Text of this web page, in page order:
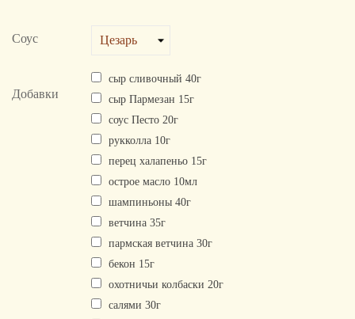
Соус
Добавки
сыр сливочный 40г
сыр Пармезан 15г
соус Песто 20г
рукколла 10г
перец халапеньо 15г
острое масло 10мл
шампиньоны 40г
ветчина 35г
пармская ветчина 30г
бекон 15г
охотничьи колбаски 20г
салями 30г